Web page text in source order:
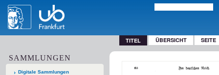
TITEL ÜBERSICHT SEITE
SAMMLUNGEN
Digitale Sammlungen